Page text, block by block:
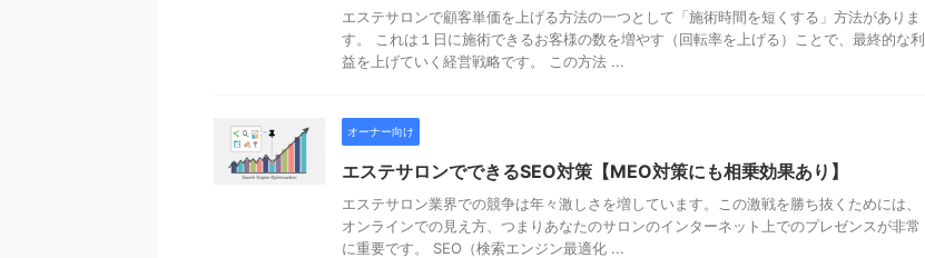
エステサロンで顧客単価を上げる方法の一つとして「施術時間を短くする」方法がありま
す。 これは１日に施術できるお客様の数を増やす（回転率を上げる）ことで、最終的な利
益を上げていく経営戦略です。 この方法 ...
オーナー向け
エステサロンでできるSEO対策【MEO対策にも相乗効果あり】
エステサロン業界での競争は年々激しさを増しています。この激戦を勝ち抜くためには、
オンラインでの見え方、つまりあなたのサロンのインターネット上でのプレゼンスが非常
に重要です。 SEO（検索エンジン最適化 ...